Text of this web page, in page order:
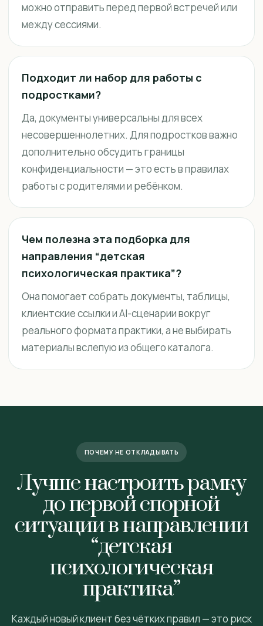
можно отправить перед первой встречей или
между сессиями.
Подходит ли набор для работы с
подростками?
Да, документы универсальны для всех
несовершеннолетних. Для подростков важно
дополнительно обсудить границы
конфиденциальности — это есть в правилах
работы с родителями и ребёнком.
Чем полезна эта подборка для
направления “детская
психологическая практика”?
Она помогает собрать документы, таблицы,
клиентские ссылки и AI-сценарии вокруг
реального формата практики, а не выбирать
материалы вслепую из общего каталога.
ПОЧЕМУ НЕ ОТКЛАДЫВАТЬ
Лучше настроить рамку
до первой спорной
ситуации в направлении
“детская
психологическая
практика”
Каждый новый клиент без чётких правил — это риск